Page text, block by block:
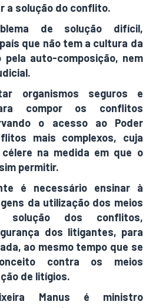
a solução do conflito.
de solução difícil,
que não tem a cultura da
auto-composição, nem
organismos seguros e
compor os conflitos
o acesso ao Poder
mais complexos, cuja
na medida em que o
permitir.
é necessário ensinar à
da utilização dos meios
solução dos conflitos,
dos litigantes, para
ao mesmo tempo que se
contra os meios
de litígios.
Manus é ministro